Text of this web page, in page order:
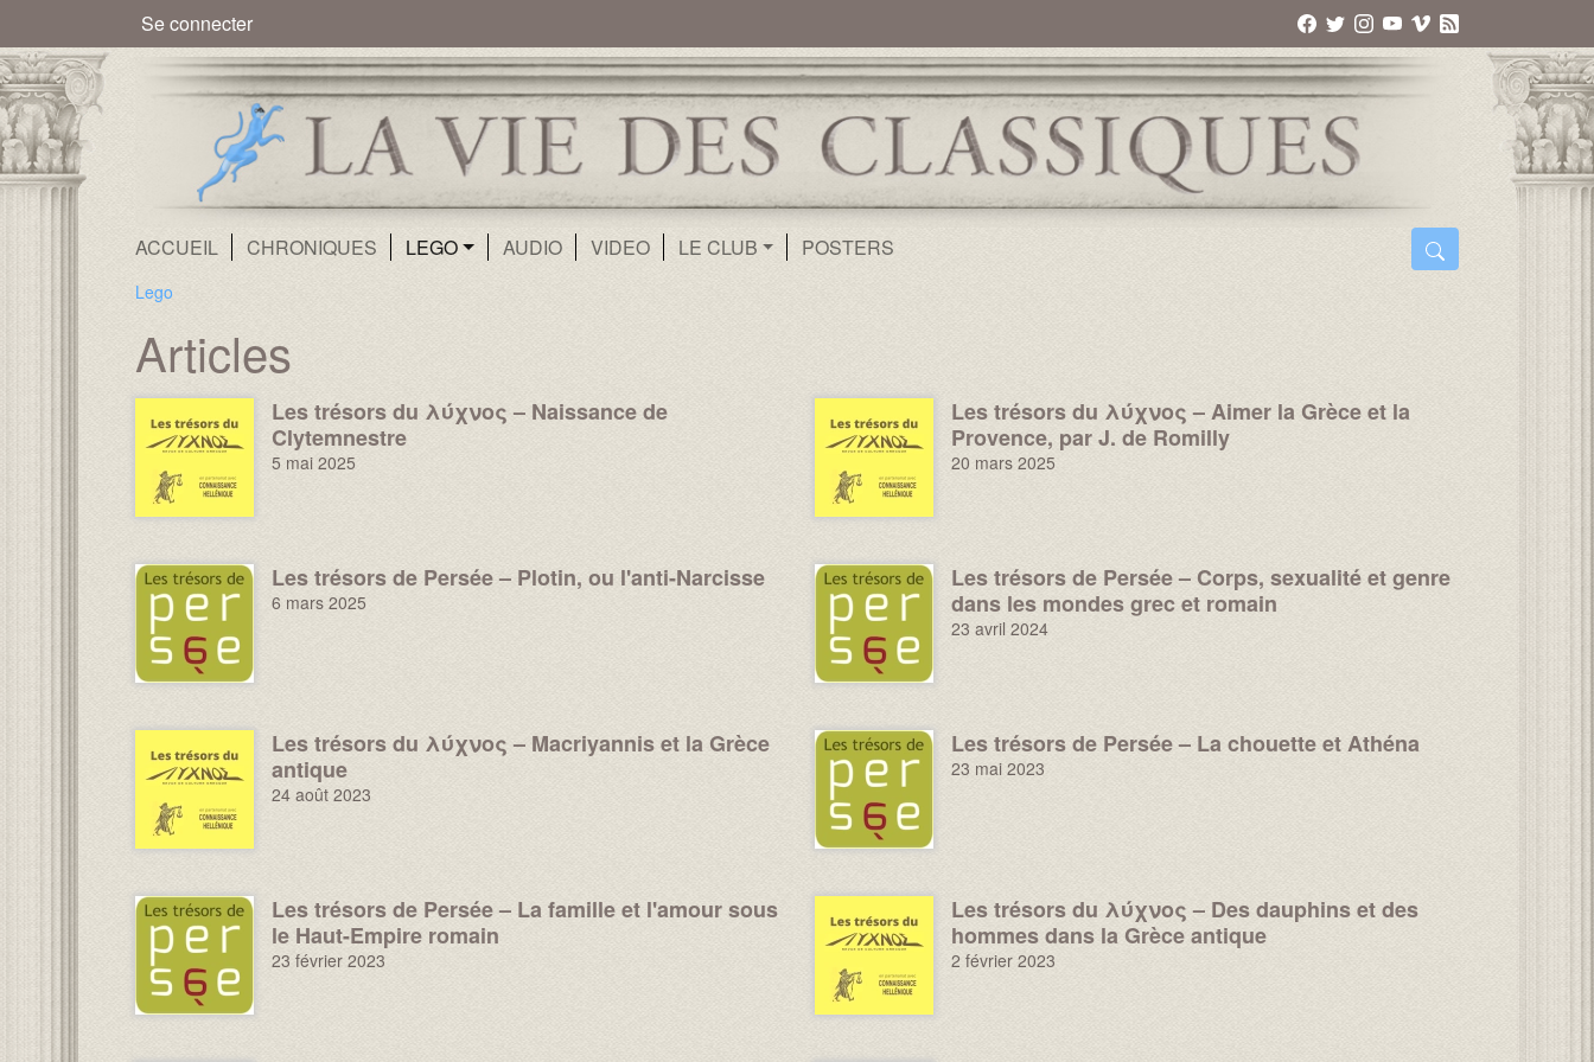
Menu du compte de l'utilisateur
Se connecter
Navigation principale
ACCUEIL CHRONIQUES LEGO AUDIO VIDEO LE CLUB POSTERS
Lego
Name :
Articles
Les trésors du λύχνος – Naissance de
Clytemnestre
5 mai 2025
Les trésors du λύχνος – Aimer la Grèce et la
Provence, par J. de Romilly
20 mars 2025
Image : Les trésors de Persée – Plotin, ou l'anti-Narcisse
6 mars 2025
Image :
Les trésors de Persée – Corps, sexualité et genre
dans les mondes grec et romain
23 avril 2024
Les trésors du λύχνος – Macriyannis et la Grèce
antique
24 août 2023
Image : Les trésors de Persée – La chouette et Athéna
23 mai 2023
Image :
Les trésors de Persée – La famille et l'amour sous
le Haut-Empire romain
23 février 2023
Les trésors du λύχνος – Des dauphins et des
hommes dans la Grèce antique
2 février 2023